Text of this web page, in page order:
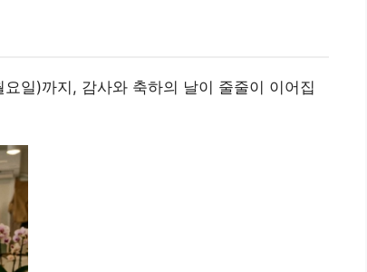
일)까지, 감사와 축하의 날이 줄줄이 이어집